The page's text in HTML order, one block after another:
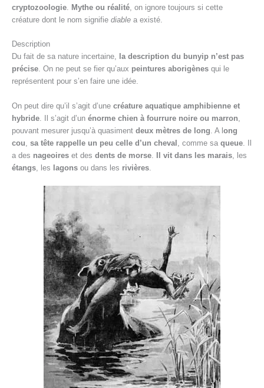
cryptozoologie
Mythe ou réalité , on ignore toujours si cette
créature dont le nom signifie diable a existé.
Description
Du fait de sa nature incertaine, la description du bunyip n’est pas
précise. On ne peut se fier qu’aux peintures aborigènes qui le
représentent pour s’en faire une idée.
On peut dire qu’il s’agit d’une créature aquatique amphibienne et
hybride . Il s’agit d’un énorme chien à fourrure noire ou marron
pouvant mesurer jusqu’à quasiment deux mètres de long . A l ong
cou sa tête rappelle un peu celle d’un cheval , comme sa queue
a des nageoires et des dents de morse Il vit dans les marais , les
étangs , les lagons ou dans les rivières